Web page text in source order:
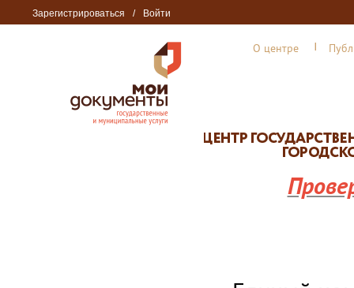
Зарегистрироваться / Войти
О центре